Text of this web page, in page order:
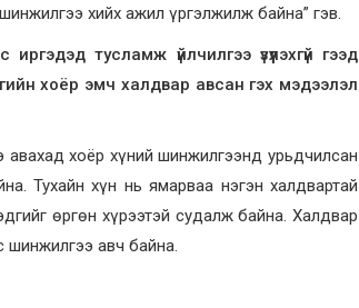
хийх ажил үргэлжилж байна” гэв.
тусламж үйлчилгээ үзүүлэхгүй гээд
хоёр эмч халдвар авсан гэх мэдээлэл
хоёр хүний шинжилгээнд урьдчилсан
Тухайн хүн нь ямарваа нэгэн халдвартай
өргөн хүрээтэй судалж байна. Халдвар
шинжилгээ авч байна.